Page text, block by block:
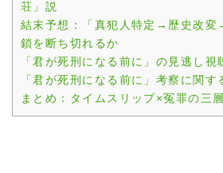
荘」説
結末予想：「真犯人特定→歴史改変
鎖を断ち切れるか
「君が死刑になる前に」の見逃し視
「君が死刑になる前に」考察に関す
まとめ：タイムスリップ×冤罪の三